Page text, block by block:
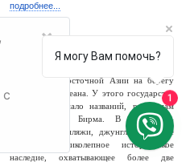
подробнее...
страна Юго-Восточной Азии на берегу
Индийского океана. У этого государства
сменилось немало названий, россиянам
известно как Бирма. В стране –
белоснежные пляжи, джунгли, снежные
горы и великолепное историческое
наследие, охватывающее более две
×
Я могу Вам помочь?
1